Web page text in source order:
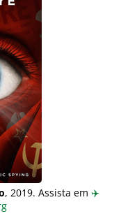
, 2019. Assista em ✈️